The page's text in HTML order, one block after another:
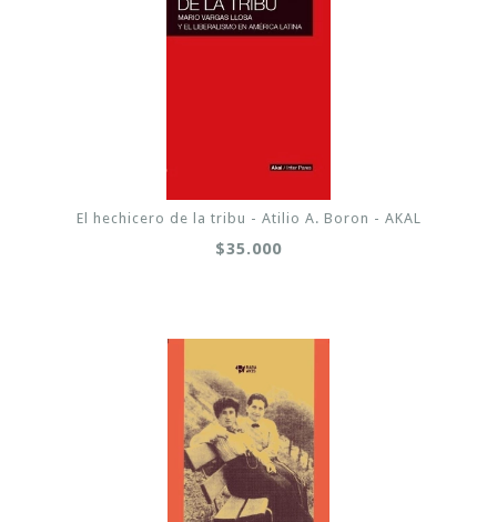
El hechicero de la tribu - Atilio A. Boron - AKAL
$35.000